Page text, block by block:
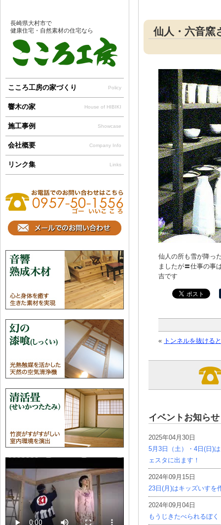
仙人・六音窯
仙人の所も雪が降っ
ましたが〓仕事の事
吉です
« トンネルを抜ける
イベントお知らせ
2025年04月30日
5月3日（土）・4日(日)
ェスタに出ます！
2024年09月15日
23日(月)はキッズいすを
2024年09月04日
もうじきたべられるぼく
長崎県大村市で
健康住宅・自然素材の住宅なら
こころ工房の家づくり Policy
響木の家 House of HIBIKI
施工事例 Showcase
会社概要 Company Info
リンク集 Links